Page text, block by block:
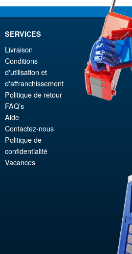
SERVICES
Livraison
Conditions
d'utilisation et
d'affranchissement
Politique de retour
FAQ’s
Aide
Contactez-nous
Politique de
confidentialité
Vacances